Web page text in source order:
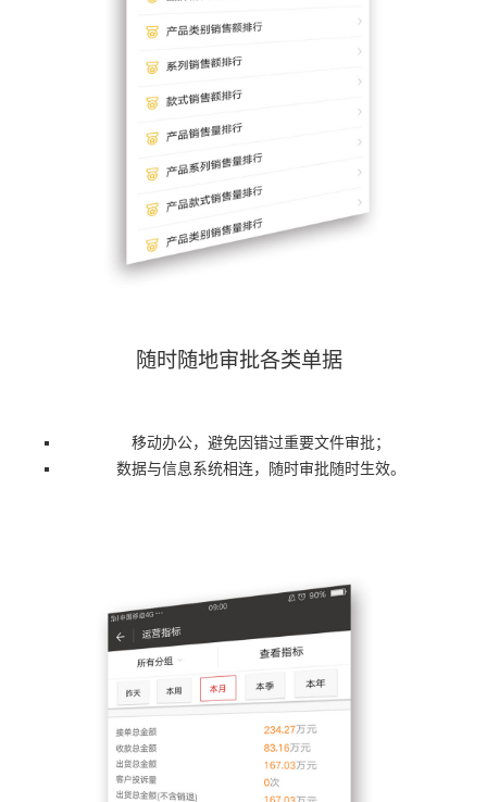
随时随地审批各类单据
移动办公，避免因错过重要文件审批；
数据与信息系统相连，随时审批随时生效。